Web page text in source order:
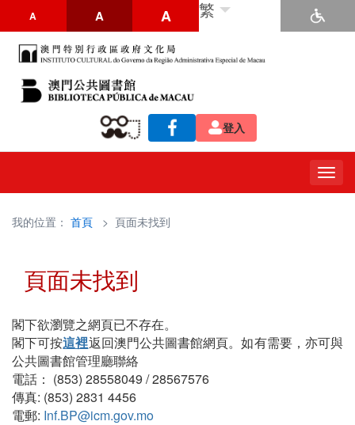
A A A 繁
登入
我的位置： 首頁 > 頁面未找到
頁面未找到
閣下欲瀏覽之網頁已不存在。
閣下可按這裡返回澳門公共圖書館網頁。如有需要，亦可與
公共圖書館管理廳聯絡
電話： (853) 28558049 / 28567576
傳真: (853) 2831 4456
電郵: Inf.BP@icm.gov.mo